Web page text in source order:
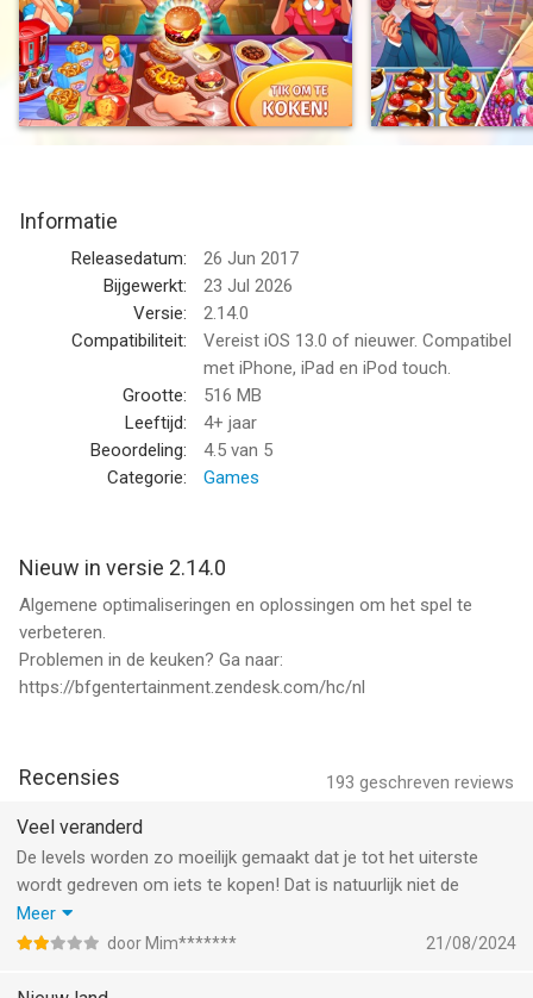
Na de eerste installatie heb je geen internetverbinding nodig. Je
hoeft alleen maar de content te downloaden om te gaan
koken!
Bouw een restaurant-imperium op!
• Gebruik je tijdmanagement-vaardigheden om je
en serveer je een weg naar de top
• Verdien reactiekaarten om nieuwe restaurants vrij te spelen
Leer nieuwe kooktechnieken!
• Er staan veel hongerige klanten op je te wachten!
• Bereid verrukkelijke maaltijden die je klanten meteen
• Op zoek naar een kookgame met een uitgebreid menu? Je
kunt honderden gerechten bereiden, zoals hamburgers, pizza,
escargots, sushi, baklava, gua bao en nog meer!
• Verover de culinaire sector in Parijs, Rome, Rio, New York en
• Houd je klanten tevreden met heerlijke plaatselijke gerechten
Voltooi alle levels door kooktaken te voltooien en krachtige
boosters te verdienen!
• Verdien meer bonussen door dagelijkse taken te voltooien
verdienen
Snelle, strategische gameplay!
• Geef de kok traktaties voor de klanten, antiaanbakpannen en
meer
Informatie
Releasedatum:
26 Jun 2017
Bijgewerkt:
23 Jul 2026
Versie:
2.14.0
Compatibiliteit:
Vereist iOS 13.0 of nieuwer. Compatibel
met iPhone, iPad en iPod touch.
Grootte:
516 MB
Leeftijd:
4+ jaar
Beoordeling:
4.5 van 5
Categorie:
Games
Nieuw in versie 2.14.0
Algemene optimaliseringen en oplossingen om het spel te
verbeteren.
Problemen in de keuken? Ga naar:
https://bfgentertainment.zendesk.com/hc/nl
193 geschreven reviews
Recensies
Veel veranderd
De levels worden zo moeilijk gemaakt dat je tot het uiterste
wordt gedreven om iets te kopen! Dat is natuurlijk niet de
bedoeling, een spel moet leuk blijven. Ook is het vreemd dat de
optie is verdwenen om soms een reclame te bekijken om zo
Meer
door Mim******* 21/08/2024